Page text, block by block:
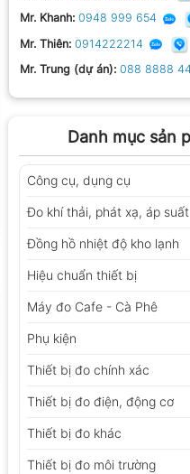
Mr. Khanh: 0948 999 654
Mr. Thiên: 0914222214
Mr. Trung (dự án): 088 8888
Danh mục sản
Công cụ, dụng cụ
Đo khí thải, phát xạ, áp suất
Đồng hồ nhiệt độ kho lạnh
Hiệu chuẩn thiết bị
Máy đo Cafe - Cà Phê
Phụ kiện
Thiết bị đo chính xác
Thiết bị đo điện, động cơ
Thiết bị đo khác
Thiết bị đo môi trường